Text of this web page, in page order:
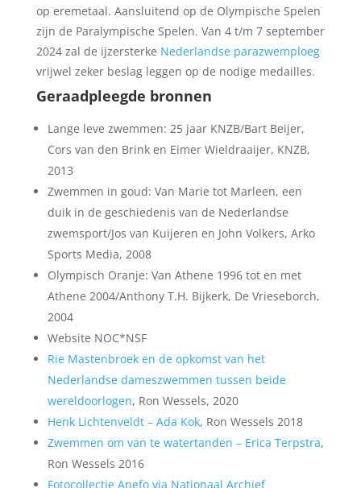
op eremetaal. Aansluitend op de Olympische Spelen
zijn de Paralympische Spelen. Van 4 t/m 7 september
2024 zal de ijzersterke Nederlandse parazwemploeg
vrijwel zeker beslag leggen op de nodige medailles.
Geraadpleegde bronnen
Lange leve zwemmen: 25 jaar KNZB/Bart Beijer,
Cors van den Brink en Eimer Wieldraaijer, KNZB,
2013
Zwemmen in goud: Van Marie tot Marleen, een
duik in de geschiedenis van de Nederlandse
zwemsport/Jos van Kuijeren en John Volkers, Arko
Sports Media, 2008
Olympisch Oranje: Van Athene 1996 tot en met
Athene 2004/Anthony T.H. Bijkerk, De Vrieseborch,
2004
Website NOC*NSF
Rie Mastenbroek en de opkomst van het
Nederlandse dameszwemmen tussen beide
wereldoorlogen, Ron Wessels, 2020
Henk Lichtenveldt – Ada Kok, Ron Wessels 2018
Zwemmen om van te watertanden – Erica Terpstra,
Ron Wessels 2016
Fotocollectie Anefo via Nationaal Archief